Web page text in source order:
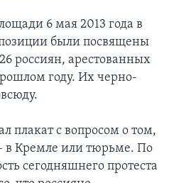
6 мая 2013 года в
были посвящены
россиян, арестованных
году. Их черно-
плакат с вопросом о том,
– в Кремле или тюрьме. По
сегодняшнего протеста